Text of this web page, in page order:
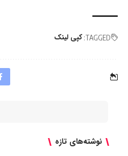
TAGGED: کپی لینک
نوشته‌های تازه